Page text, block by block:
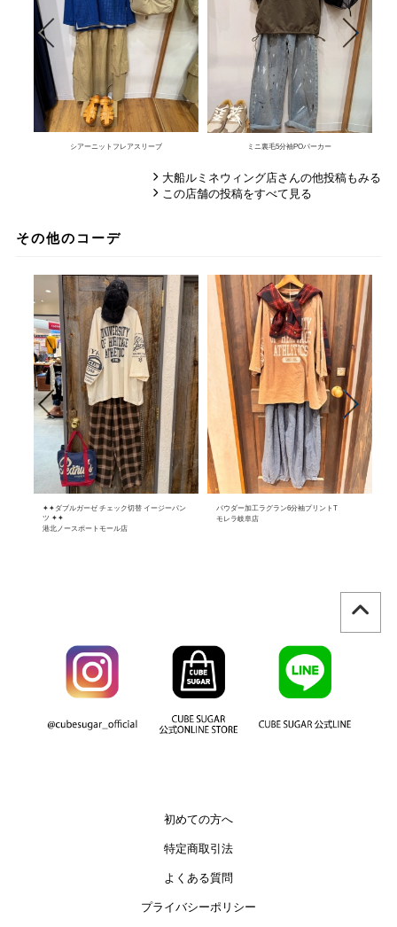
シアーニットフレアスリーブ ミニ裏毛5分袖POパーカー
大船ルミネウィング店さんの他投稿もみる
この店舗の投稿をすべて見る
その他のコーデ
✦✦ダブルガーゼ チェック切替 イージーパン
ツ ✦✦
港北ノースポートモール店
パウダー加工ラグラン6分袖プリントT
モレラ岐阜店
初めての方へ
特定商取引法
よくある質問
プライバシーポリシー